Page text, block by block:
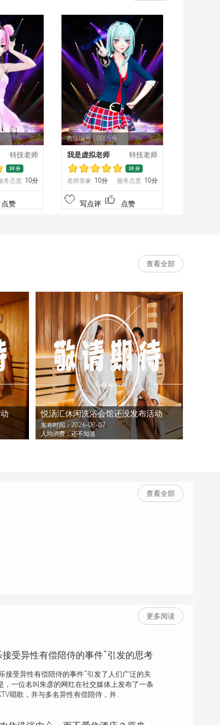
特技老师
10 分
务态度 10分
点赞
教练编号：0005号
我是虚拟老师 特技老师
10 分
老师形象 10分 服务态度 10分
写点评 点赞
查看全部
悦汤汇休闲洗浴会馆还没发布活动
发布时间：2026-08-07
人均消费：还不知道
查看全部
更多阅读
受异性有偿陪侍的事件”引发的思考
接受异性有偿陪侍的事件”引发了人们广泛的关
，一位名叫朱彦的网红在社交媒体上发布了一条
唱歌，并与多名异性有偿陪侍，并...